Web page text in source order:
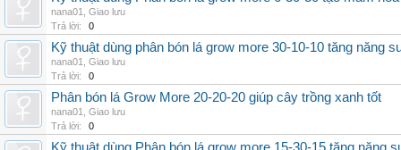
nana01
Giao lưu
Trả lời:
0
Kỹ thuật dùng phân bón lá grow more 30-10-10 tăng năng
nana01
Giao lưu
Trả lời:
0
Phân bón lá Grow More 20-20-20 giúp cây trồng xanh tốt
nana01
Giao lưu
Trả lời:
0